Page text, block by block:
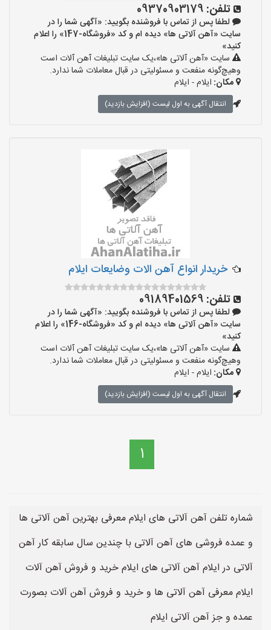
تلفن: 09370903179
لطفا پس از تماس با فروشنده بگویید: «آگهی شما را در
سایت «آهن آلاتی ها» دیده ام و کد «فروشگاه-147» را اعلام
کنید»
سایت «آهن آلاتی ها»،یک سایت تبلیغات آهن آلات است
وهیچ‌گونه منفعت و مسئولیتی در قبال معاملات شما ندارد.
مکان: ایلام - ایلام
انتقال آگهی به اول لیست (افزایش بازدید)
خریدار انواع آهن الات وضایعات ایلام
تلفن: 09189401569
لطفا پس از تماس با فروشنده بگویید: «آگهی شما را در
سایت «آهن آلاتی ها» دیده ام و کد «فروشگاه-146» را اعلام
کنید»
سایت «آهن آلاتی ها»،یک سایت تبلیغات آهن آلات است
وهیچ‌گونه منفعت و مسئولیتی در قبال معاملات شما ندارد.
مکان: ایلام - ایلام
انتقال آگهی به اول لیست (افزایش بازدید)
1
شماره تلفن آهن آلاتی های ایلام معرفی بهترین آهن آلاتی ها
و عمده فروشی های آهن آلاتی با چندین سال سابقه کار آهن
آلاتی در ایلام آهن آلاتی های ایلام خرید و فروش آهن آلات
ایلام معرفی آهن آلاتی ها و خرید و فروش آهن آلات بصورت
عمده و جز آهن آلاتی ایلام